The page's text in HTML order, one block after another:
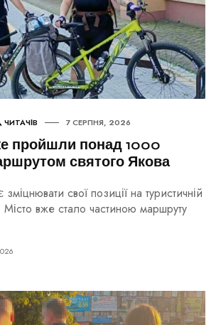
7 СЕРПНЯ, 2026
пройшли понад 1000
святого Якова
свої позиції на туристичній
Місто вже стало частиною маршруту